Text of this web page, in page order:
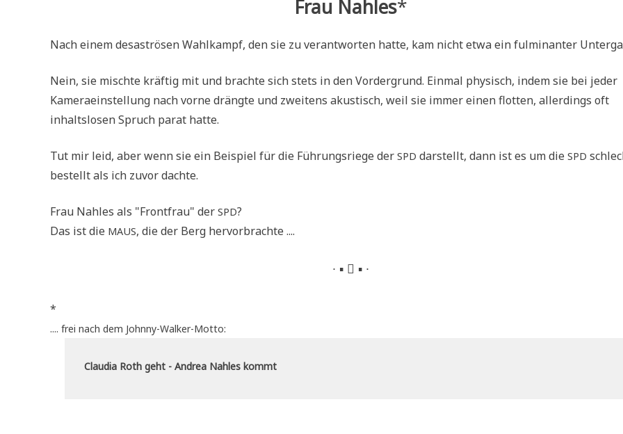
Frau Nah­les*
Nach einem desa­strö­sen Wahl­kampf, den sie zu ver­ant­wor­ten hat­te, kam nicht etwa ein ful­mi­nan­ter
Nein, sie misch­te kräf­tig mit und brach­te sich stets in den Vor­der­grund. Ein­mal phy­sisch, indem sie bei jeder
Kame­ra­ein­stel­lung nach vor­ne dräng­te und zwei­tens aku­stisch, weil sie immer einen flot­ten, aller­dings oft
inhalts­lo­sen Spruch parat hatte.
Tut mir leid, aber wenn sie ein Bei­spiel für die Füh­rungs­rie­ge der SPD dar­stellt, dann ist es um die SPD
bestellt als ich zuvor dachte.
Frau Nah­les als "Front­frau" der SPD?
Das ist die MAUS, die der Berg hervorbrachte ....
∙ ▪  ▪ ∙
*
.... frei nach dem Johnny-Walker-Motto:
Clau­dia Roth geht - Andrea Nah­les kommt